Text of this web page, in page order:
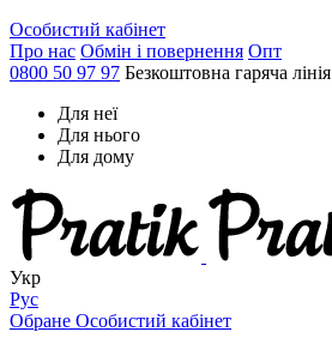
Особистий кабінет
Про нас Обмін і повернення Опт
0800 50 97 97 Безкоштовна гаряча лінія
Для неї
Для нього
Для дому
Укр
Рус
Обране Особистий кабінет